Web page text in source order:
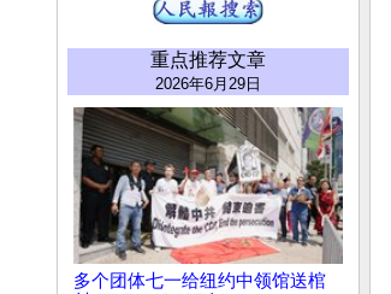
重点推荐文章
2026年6月29日
多个团体七一给纽约中领馆送棺